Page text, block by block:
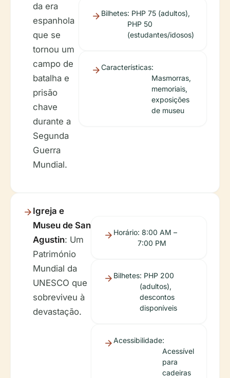
da era
espanhola
que se
tornou um
campo de
batalha e
prisão
chave
durante a
Segunda
Guerra
Mundial.
Bilhetes: PHP 75 (adultos),
PHP 50
(estudantes/idosos)
Características:
Masmorras,
memoriais,
exposições
de museu
Igreja e
Museu de San
Agustin: Um
Património
Mundial da
UNESCO que
sobreviveu à
devastação.
Horário: 8:00 AM –
7:00 PM
Bilhetes: PHP 200
(adultos),
descontos
disponíveis
Acessibilidade:
Acessível
para
cadeiras